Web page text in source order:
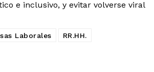
e inclusivo, y evitar volverse viral
Laborales
RR.HH.